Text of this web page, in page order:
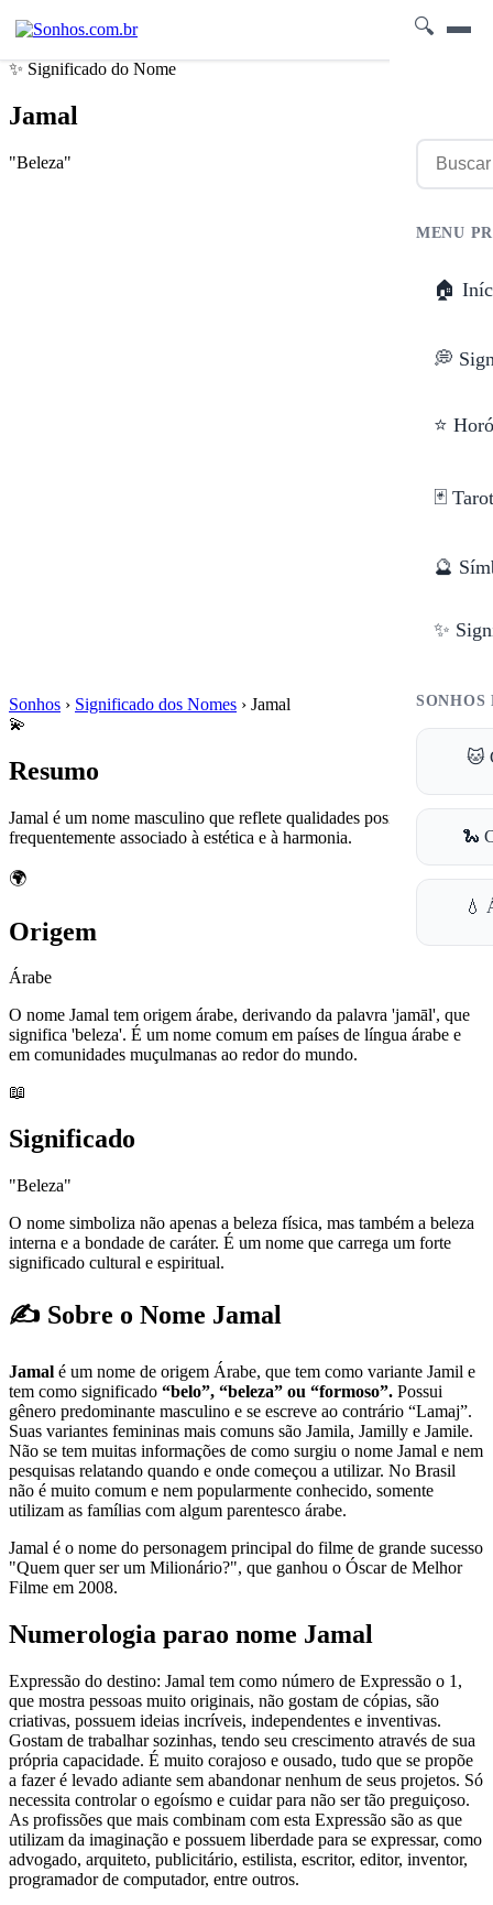
🔍
MENU
🏠
💭
⭐
🃏
🔮
✨
SONHOS
🐱
🐍
💧
✨ Significado do Nome
Jamal
"Beleza"
Sonhos › Significado dos Nomes › Jamal
💫
Resumo
Jamal é um nome masculino que reflete qualidades positivas e é
frequentemente associado à estética e à harmonia.
🌍
Origem
Árabe
O nome Jamal tem origem árabe, derivando da palavra 'jamāl', que
significa 'beleza'. É um nome comum em países de língua árabe e
em comunidades muçulmanas ao redor do mundo.
📖
Significado
"Beleza"
O nome simboliza não apenas a beleza física, mas também a beleza
interna e a bondade de caráter. É um nome que carrega um forte
significado cultural e espiritual.
✍️ Sobre o Nome Jamal
Jamal é um nome de origem Árabe, que tem como variante Jamil e
tem como significado “belo”, “beleza” ou “formoso”. Possui
gênero predominante masculino e se escreve ao contrário “Lamaj”.
Suas variantes femininas mais comuns são Jamila, Jamilly e Jamile.
Não se tem muitas informações de como surgiu o nome Jamal e nem
pesquisas relatando quando e onde começou a utilizar. No Brasil
não é muito comum e nem popularmente conhecido, somente
utilizam as famílias com algum parentesco árabe.
Jamal é o nome do personagem principal do filme de grande sucesso
"Quem quer ser um Milionário?", que ganhou o Óscar de Melhor
Filme em 2008.
Numerologia parao nome Jamal
Expressão do destino: Jamal tem como número de Expressão o 1,
que mostra pessoas muito originais, não gostam de cópias, são
criativas, possuem ideias incríveis, independentes e inventivas.
Gostam de trabalhar sozinhas, tendo seu crescimento através de sua
própria capacidade. É muito corajoso e ousado, tudo que se propõe
a fazer é levado adiante sem abandonar nenhum de seus projetos. Só
necessita controlar o egoísmo e cuidar para não ser tão preguiçoso.
As profissões que mais combinam com esta Expressão são as que
utilizam da imaginação e possuem liberdade para se expressar, como
advogado, arquiteto, publicitário, estilista, escritor, editor, inventor,
programador de computador, entre outros.